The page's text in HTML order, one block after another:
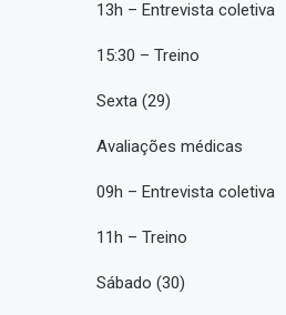
13h – Entrevista coletiva
15:30 – Treino
Sexta (29)
Avaliações médicas
09h – Entrevista coletiva
11h – Treino
Sábado (30)